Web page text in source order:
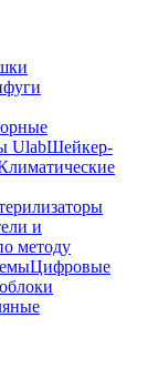
UlabШейкер-
и
методу
Цифровые